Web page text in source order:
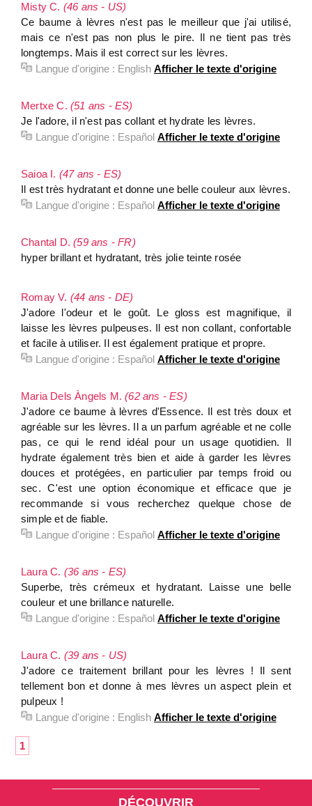
Misty C. (46 ans - US)
Ce baume à lèvres n'est pas le meilleur que j'ai utilisé,
mais ce n'est pas non plus le pire. Il ne tient pas très
longtemps. Mais il est correct sur les lèvres.
Langue d'origine : English Afficher le texte d'origine
Mertxe C. (51 ans - ES)
Je l'adore, il n'est pas collant et hydrate les lèvres.
Langue d'origine : Español Afficher le texte d'origine
Saioa I. (47 ans - ES)
Il est très hydratant et donne une belle couleur aux lèvres.
Langue d'origine : Español Afficher le texte d'origine
Chantal D.(59 ans - FR)
hyper brillant et hydratant, très jolie teinte rosée
Romay V. (44 ans - DE)
J'adore l'odeur et le goût. Le gloss est magnifique, il
laisse les lèvres pulpeuses. Il est non collant, confortable
et facile à utiliser. Il est également pratique et propre.
Langue d'origine : Español Afficher le texte d'origine
Maria Dels Àngels M.(62 ans - ES)
J'adore ce baume à lèvres d'Essence. Il est très doux et
agréable sur les lèvres. Il a un parfum agréable et ne colle
pas, ce qui le rend idéal pour un usage quotidien. Il
hydrate également très bien et aide à garder les lèvres
douces et protégées, en particulier par temps froid ou
sec. C'est une option économique et efficace que je
recommande si vous recherchez quelque chose de
simple et de fiable.
Langue d'origine : Español Afficher le texte d'origine
Laura C. (36 ans - ES)
Superbe, très crémeux et hydratant. Laisse une belle
couleur et une brillance naturelle.
Langue d'origine : Español Afficher le texte d'origine
Laura C. (39 ans - US)
J'adore ce traitement brillant pour les lèvres ! Il sent
tellement bon et donne à mes lèvres un aspect plein et
pulpeux !
Langue d'origine : English Afficher le texte d'origine
1
DÉCOUVRIR